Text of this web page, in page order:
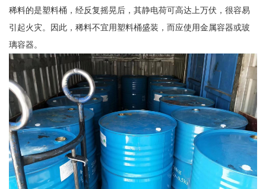
稀料的是塑料桶，经反复摇晃后，其静电荷可高达上万伏，很容易
引起火灾。因此，稀料不宜用塑料桶盛装，而应使用金属容器或玻
璃容器。